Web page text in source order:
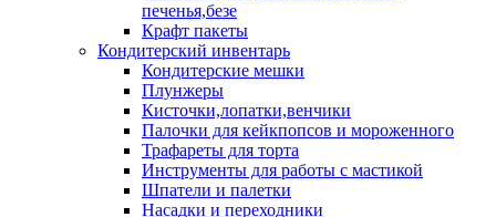
печенья,безе
Крафт пакеты
Кондитерский инвентарь
Кондитерские мешки
Плунжеры
Кисточки,лопатки,венчики
Палочки для кейкпопсов и мороженного
Трафареты для торта
Инструменты для работы с мастикой
Шпатели и палетки
Насадки и переходники